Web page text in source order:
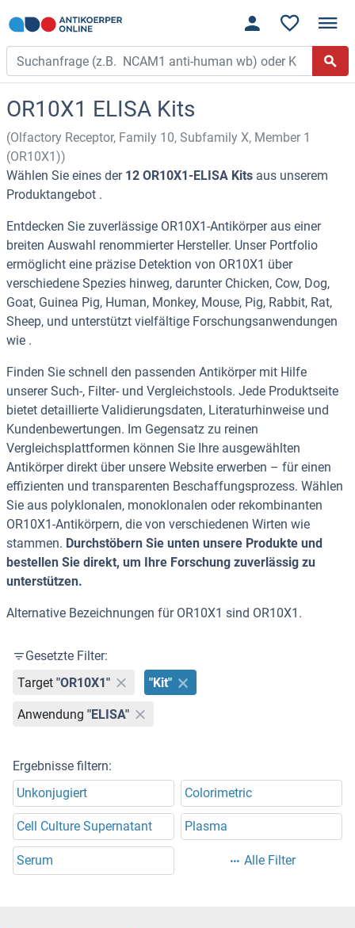
OR10X1 ELISA Kits
(Olfactory Receptor, Family 10, Subfamily X, Member 1
(OR10X1))
Wählen Sie eines der 12 OR10X1-ELISA Kits aus unserem
Produktangebot .
Entdecken Sie zuverlässige OR10X1-Antikörper aus einer
breiten Auswahl renommierter Hersteller. Unser Portfolio
ermöglicht eine präzise Detektion von OR10X1 über
verschiedene Spezies hinweg, darunter Chicken, Cow, Dog,
Goat, Guinea Pig, Human, Monkey, Mouse, Pig, Rabbit, Rat,
Sheep, und unterstützt vielfältige Forschungsanwendungen
wie .
Finden Sie schnell den passenden Antikörper mit Hilfe
unserer Such-, Filter- und Vergleichstools. Jede Produktseite
bietet detaillierte Validierungsdaten, Literaturhinweise und
Kundenbewertungen. Im Gegensatz zu reinen
Vergleichsplattformen können Sie Ihre ausgewählten
Antikörper direkt über unsere Website erwerben – für einen
effizienten und transparenten Beschaffungsprozess. Wählen
Sie aus polyklonalen, monoklonalen oder rekombinanten
OR10X1-Antikörpern, die von verschiedenen Wirten wie
stammen. Durchstöbern Sie unten unsere Produkte und
bestellen Sie direkt, um Ihre Forschung zuverlässig zu
unterstützen.
Alternative Bezeichnungen für OR10X1 sind OR10X1.
Gesetzte Filter:
Target "OR10X1" "Kit"
Anwendung "ELISA"
Ergebnisse filtern:
Unkonjugiert
Colorimetric
Cell Culture Supernatant Plasma
Serum Alle Filter